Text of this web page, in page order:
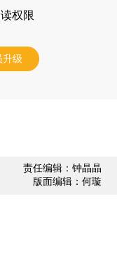
权限
升级
责任编辑：钟晶晶
版面编辑：何璇